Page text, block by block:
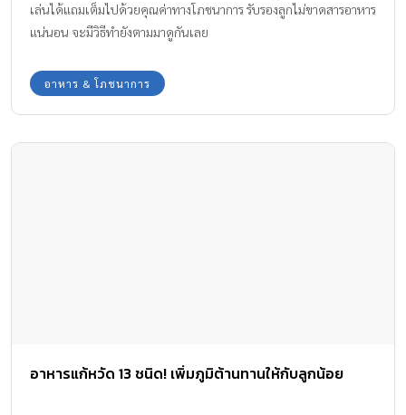
เล่นได้แถมเต็มไปด้วยคุณค่าทางโภชนาการ รับรองลูกไม่ขาดสารอาหาร
แน่นอน จะมีวิธีทำยังตามมาดูกันเลย
อาหาร & โภชนาการ
อาหารแก้หวัด 13 ชนิด! เพิ่มภูมิต้านทานให้กับลูกน้อย